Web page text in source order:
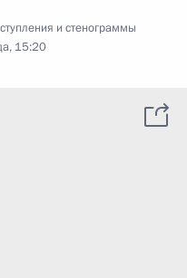
и стенограммы
15:20